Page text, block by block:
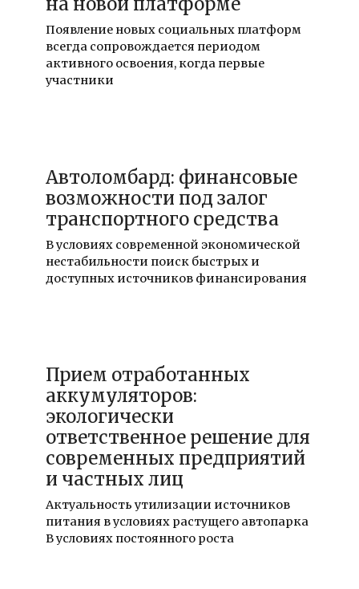
Появление новых социальных платформ
всегда сопровождается периодом
активного освоения, когда первые
участники
Автоломбард: финансовые
возможности под залог
транспортного средства
В условиях современной экономической
нестабильности поиск быстрых и
доступных источников финансирования
Прием отработанных
аккумуляторов:
экологически
ответственное решение для
современных предприятий
и частных лиц
Актуальность утилизации источников
питания в условиях растущего автопарка
В условиях постоянного роста